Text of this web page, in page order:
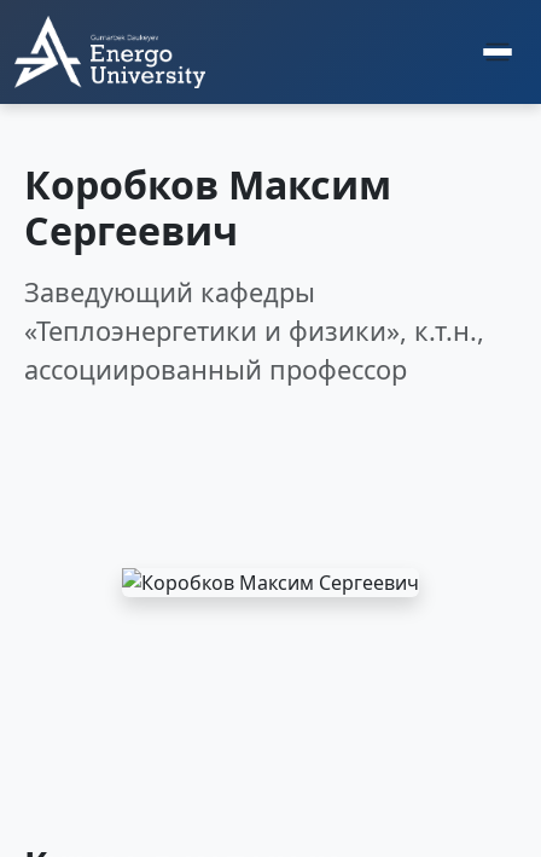
Коробков Максим
Сергеевич
Заведующий кафедры
«Теплоэнергетики и физики», к.т.н.,
ассоциированный профессор